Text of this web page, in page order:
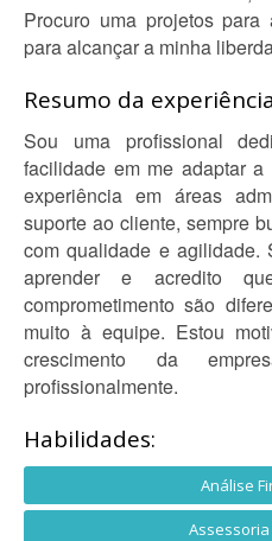
Procuro uma projetos
para alcançar a minha
Resumo da
Sou uma profissional
facilidade em me adaptar a
experiência em áreas
suporte ao cliente, sempre
com qualidade e agilidade.
aprender e acredito
comprometimento são
muito à equipe. Estou
crescimento da
profissionalmente.
Habilidades:
Análise